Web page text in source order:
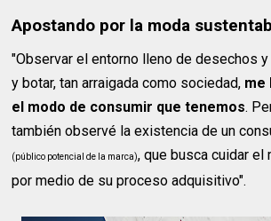
Apostando por la moda
"Observar el entorno lleno de desechos
y botar, tan arraigada como sociedad, me
el modo de consumir que tenemos.
también observé la existencia de un
(público potencial de la marca), que busca cuidar el
por medio de su proceso adquisitivo".